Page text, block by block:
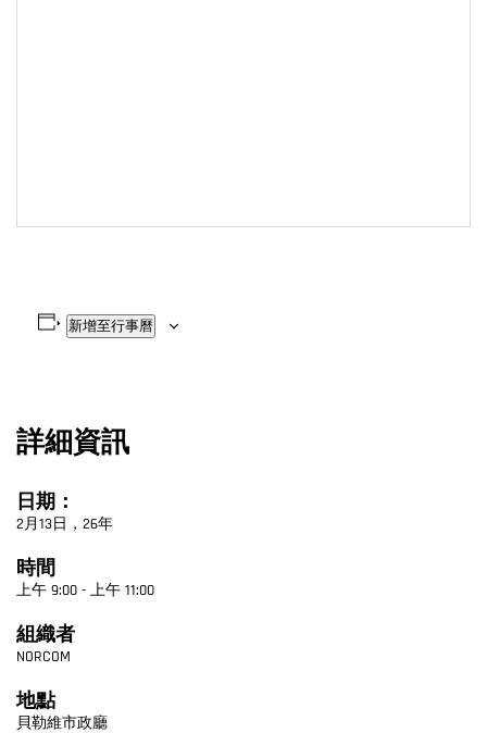
新增至行事曆
詳細資訊
日期：
2月13日，26年
時間
上午 9:00 - 上午 11:00
組織者
NORCOM
地點
貝勒維市政廳